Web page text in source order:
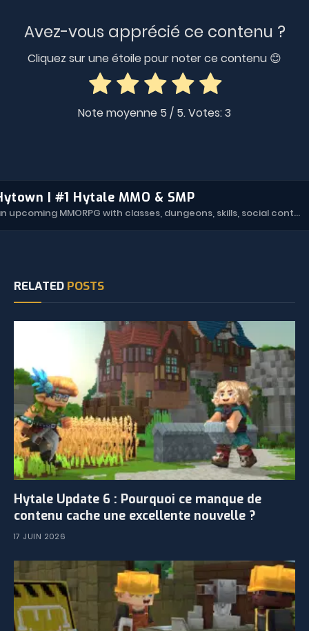
Avez-vous apprécié ce contenu ?
Cliquez sur une étoile pour noter ce contenu 😊
Note moyenne 5 / 5. Votes:3
| #1 Hytale MMO & SMP
Hytown is an upcoming MMORPG with classes, dungeons, skills, social content, and more.
RELATED POSTS
Hytale Update 6 : Pourquoi ce manque de
contenu cache une excellente nouvelle ?
17 JUIN 2026